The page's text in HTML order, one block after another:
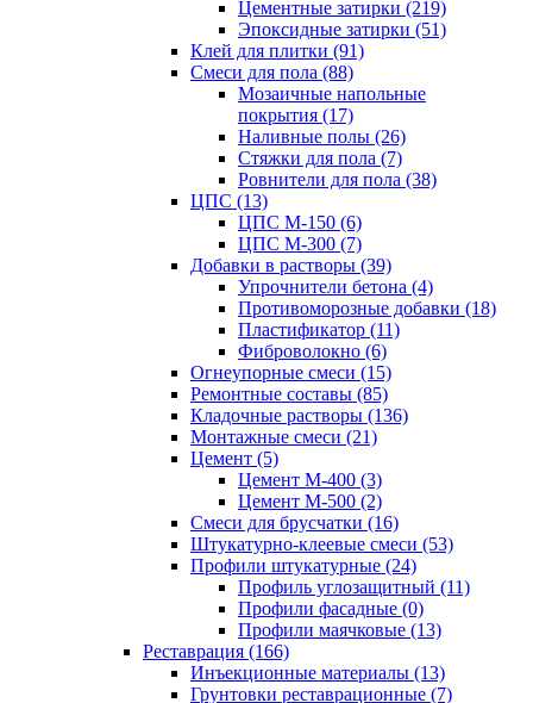
Цементные затирки (219)
Эпоксидные затирки (51)
Клей для плитки (91)
Смеси для пола (88)
Мозаичные напольные
покрытия (17)
Наливные полы (26)
Стяжки для пола (7)
Ровнители для пола (38)
ЦПС (13)
ЦПС М-150 (6)
ЦПС М-300 (7)
Добавки в растворы (39)
Упрочнители бетона (4)
Противоморозные добавки (18)
Пластификатор (11)
Фиброволокно (6)
Огнеупорные смеси (15)
Ремонтные составы (85)
Кладочные растворы (136)
Монтажные смеси (21)
Цемент (5)
Цемент М-400 (3)
Цемент М-500 (2)
Смеси для брусчатки (16)
Штукатурно-клеевые смеси (53)
Профили штукатурные (24)
Профиль углозащитный (11)
Профили фасадные (0)
Профили маячковые (13)
Реставрация (166)
Инъекционные материалы (13)
Грунтовки реставрационные (7)